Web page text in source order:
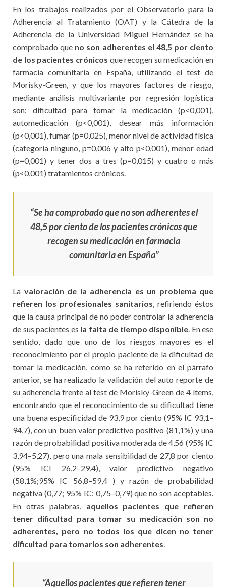
En los trabajos realizados por el Observatorio para la
Adherencia al Tratamiento (OAT) y la Cátedra de la
Adherencia de la Universidad Miguel Hernández se ha
comprobado que no son adherentes el 48,5 por ciento
de los pacientes crónicos que recogen su medicación en
farmacia comunitaria en España, utilizando el test de
Morisky-Green, y que los mayores factores de riesgo,
mediante análisis multivariante por regresión logística
son: dificultad para tomar la medicación (p<0,001),
automedicación (p<0,001), desear más información
(p<0,001), fumar (p=0,025), menor nivel de actividad física
(categoría ninguno, p=0,006 y alto p<0,001), menor edad
(p=0,001) y tener dos a tres (p=0,015) y cuatro o más
(p<0,001) tratamientos crónicos.
“Se ha comprobado que no son adherentes el
48,5 por ciento de los pacientes crónicos que
recogen su medicación en farmacia
comunitaria en España”
La valoración de la adherencia es un problema que
refieren los profesionales sanitarios , refiriendo éstos
que la causa principal de no poder controlar la adherencia
de sus pacientes es la falta de tiempo disponible . En ese
sentido, dado que uno de los riesgos mayores es el
reconocimiento por el propio paciente de la dificultad de
tomar la medicación, como se ha referido en el párrafo
anterior, se ha realizado la validación del auto reporte de
su adherencia frente al test de Morisky-Green de 4 ítems,
encontrando que el reconocimiento de su dificultad tiene
una buena especificidad de 93,9 por ciento (95% IC 93,1–
94,7), con un buen valor predictivo positivo (81,1%) y una
razón de probabilidad positiva moderada de 4,56 (95% IC
3,94–5,27), pero una mala sensibilidad de 27,8 por ciento
(95% ICI 26,2–29,4), valor predictivo negativo
(58,1%;95% IC 56,8–59,4 ) y razón de probabilidad
negativa (0,77; 95% IC: 0,75–0,79) que no son aceptables.
En otras palabras,
aquellos pacientes que refieren
tener dificultad para tomar su medicación son no
adherentes, pero no todos los que dicen no tener
dificultad para tomarlos son adherentes
“Aquellos pacientes que refieren tener